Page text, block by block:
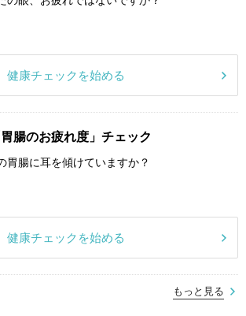
健康チェックを始める
腸のお疲れ度」チェック
胃腸に耳を傾けていますか？
健康チェックを始める
もっと見る